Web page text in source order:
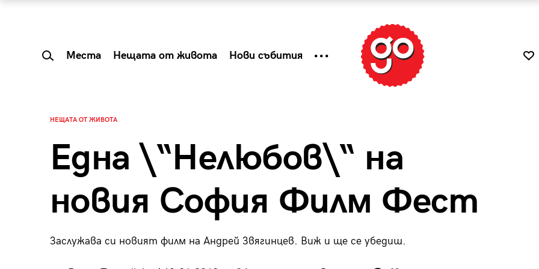
Места Нещата от живота Нови събития
НЕЩАТА ОТ ЖИВОТА
Една \“Нелюбов\“ на
новия София Филм Фест
Заслужава си новият филм на Андрей Звягинцев. Виж и ще се убедиш.
Summer Prelude: как
Tender is the Wine – Какво